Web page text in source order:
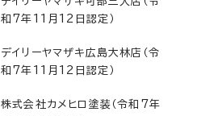
和7年11月12日認定）
デイリーヤマザキ広島大林店（令
和7年11月12日認定）
株式会社カメヒロ塗装（令和7年